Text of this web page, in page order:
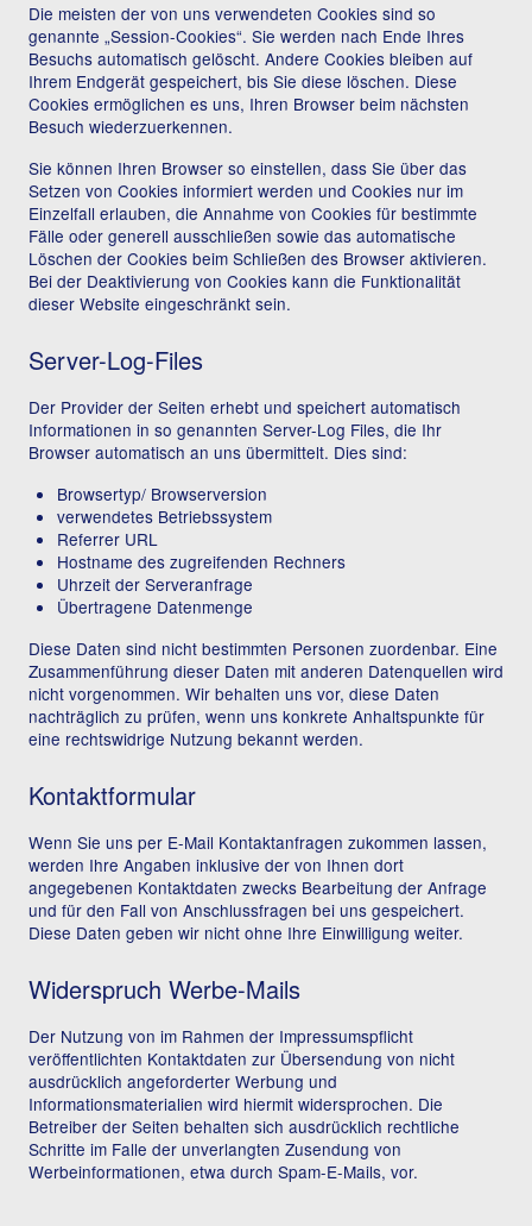
Die meisten der von uns verwendeten Cookies sind so
genannte „Session-Cookies“. Sie werden nach Ende Ihres
Besuchs automatisch gelöscht. Andere Cookies bleiben auf
Ihrem Endgerät gespeichert, bis Sie diese löschen. Diese
Cookies ermöglichen es uns, Ihren Browser beim nächsten
Besuch wiederzuerkennen.
Sie können Ihren Browser so einstellen, dass Sie über das
Setzen von Cookies informiert werden und Cookies nur im
Einzelfall erlauben, die Annahme von Cookies für bestimmte
Fälle oder generell ausschließen sowie das automatische
Löschen der Cookies beim Schließen des Browser aktivieren.
Bei der Deaktivierung von Cookies kann die Funktionalität
dieser Website eingeschränkt sein.
Server-Log-Files
Der Provider der Seiten erhebt und speichert automatisch
Informationen in so genannten Server-Log Files, die Ihr
Browser automatisch an uns übermittelt. Dies sind:
Browsertyp/ Browserversion
verwendetes Betriebssystem
Referrer URL
Hostname des zugreifenden Rechners
Uhrzeit der Serveranfrage
Übertragene Datenmenge
Diese Daten sind nicht bestimmten Personen zuordenbar. Eine
Zusammenführung dieser Daten mit anderen Datenquellen wird
nicht vorgenommen. Wir behalten uns vor, diese Daten
nachträglich zu prüfen, wenn uns konkrete Anhaltspunkte für
eine rechtswidrige Nutzung bekannt werden.
Kontaktformular
Wenn Sie uns per E-Mail Kontaktanfragen zukommen lassen,
werden Ihre Angaben inklusive der von Ihnen dort
angegebenen Kontaktdaten zwecks Bearbeitung der Anfrage
und für den Fall von Anschlussfragen bei uns gespeichert.
Diese Daten geben wir nicht ohne Ihre Einwilligung weiter.
Widerspruch Werbe-Mails
Der Nutzung von im Rahmen der Impressumspflicht
veröffentlichten Kontaktdaten zur Übersendung von nicht
ausdrücklich angeforderter Werbung und
Informationsmaterialien wird hiermit widersprochen. Die
Betreiber der Seiten behalten sich ausdrücklich rechtliche
Schritte im Falle der unverlangten Zusendung von
Werbeinformationen, etwa durch Spam-E-Mails, vor.